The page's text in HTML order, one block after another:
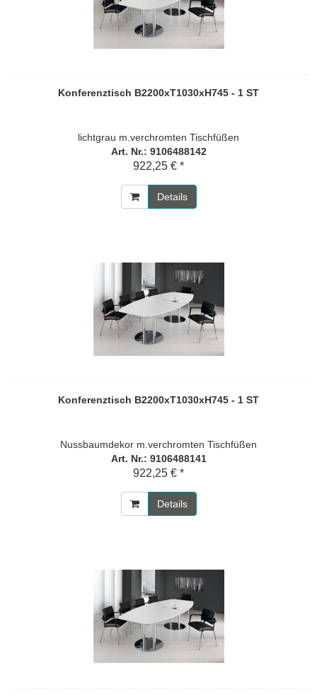
Konferenztisch B2200xT1030xH745 - 1 ST
lichtgrau m.verchromten Tischfüßen
Art. Nr.: 9106488142
922,25 € *
Details
Konferenztisch B2200xT1030xH745 - 1 ST
Nussbaumdekor m.verchromten Tischfüßen
Art. Nr.: 9106488141
922,25 € *
Details